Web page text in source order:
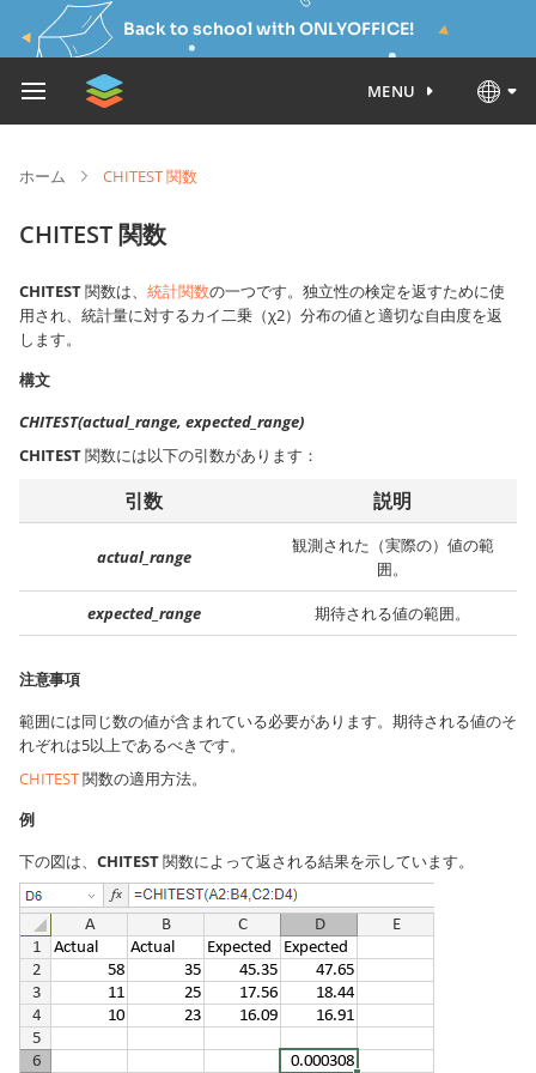
Back to school with ONLYOFFICE!
MENU
ホーム CHITEST 関数
CHITEST 関数
CHITEST関数は、 統計関数の一つです。独立性の検定を返すために使
用され、統計量に対するカイ二乗（χ2）分布の値と適切な自由度を返
します。
構文
CHITEST(actual_range, expected_range)
CHITEST関数には以下の引数があります：
引数 説明
actual_range
観測された（実際の）値の範
囲。
expected_range 期待される値の範囲。
注意事項
範囲には同じ数の値が含まれている必要があります。期待される値のそ
れぞれは5以上であるべきです。
CHITEST関数の適用方法。
例
下の図は、 CHITEST関数によって返される結果を示しています。